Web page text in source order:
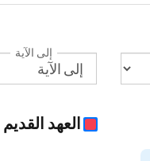
إلى الآية
العهد القديم